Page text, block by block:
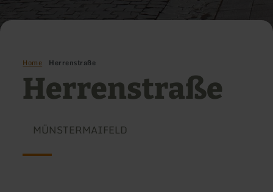
Home Herrenstraße
Herrenstraße
MÜNSTERMAIFELD